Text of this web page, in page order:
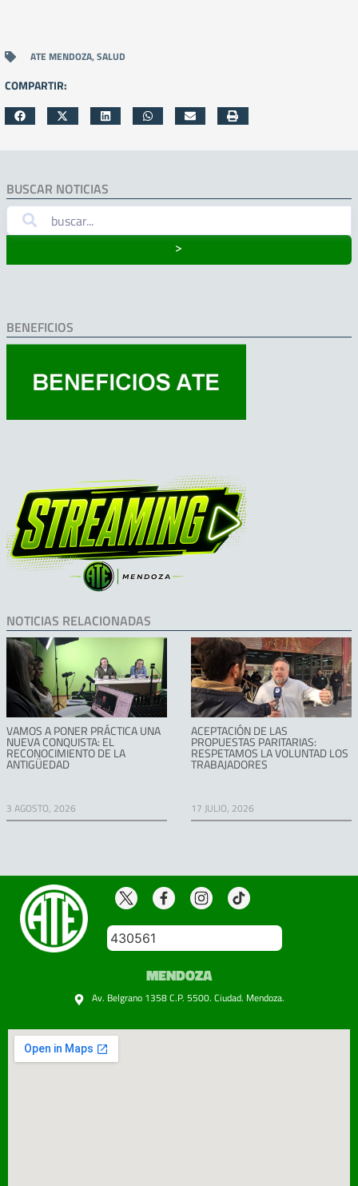
ATE MENDOZA,SALUD
COMPARTIR:
BUSCAR NOTICIAS
˃
BENEFICIOS
NOTICIAS RELACIONADAS
VAMOS A PONER PRÁCTICA UNA
NUEVA CONQUISTA: EL
RECONOCIMIENTO DE LA
ANTIGÜEDAD
3 AGOSTO, 2026
ACEPTACIÓN DE LAS
PROPUESTAS PARITARIAS:
RESPETAMOS LA VOLUNTAD LOS
TRABAJADORES
17 JULIO, 2026
430561
MENDOZA
Av. Belgrano 1358 C.P. 5500. Ciudad. Mendoza.